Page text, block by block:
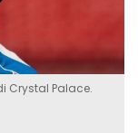
Crystal Palace.